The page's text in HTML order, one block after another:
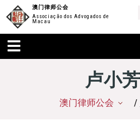
澳门律师公会
Associação dos Advogados de
Macau
卢小芳
澳门律师公会 /